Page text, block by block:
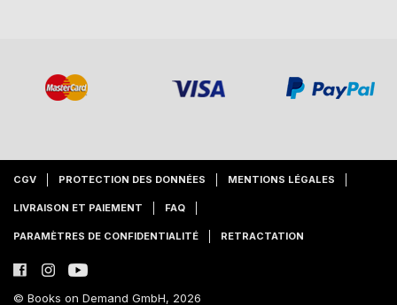
CGV PROTECTION DES DONNÉES MENTIONS LÉGALES
LIVRAISON ET PAIEMENT FAQ
PARAMÈTRES DE CONFIDENTIALITÉ RETRACTATION
© Books on Demand GmbH, 2026